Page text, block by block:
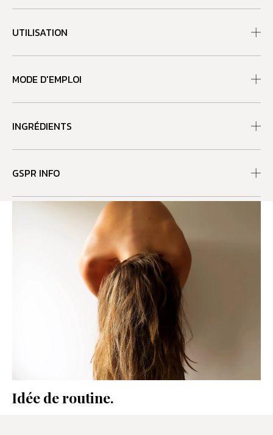
UTILISATION
MODE D'EMPLOI
INGRÉDIENTS
GSPR INFO
RECOMMANDATIONS
Idée de routine.